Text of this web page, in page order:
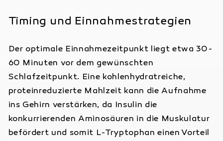
Timing und Einnahmestrategien
Der optimale Einnahmezeitpunkt liegt etwa 30-
60 Minuten vor dem gewünschten
Schlafzeitpunkt. Eine kohlenhydratreiche,
proteinreduzierte Mahlzeit kann die Aufnahme
ins Gehirn verstärken, da Insulin die
konkurrierenden Aminosäuren in die Muskulatur
befördert und somit L-Tryptophan einen Vorteil